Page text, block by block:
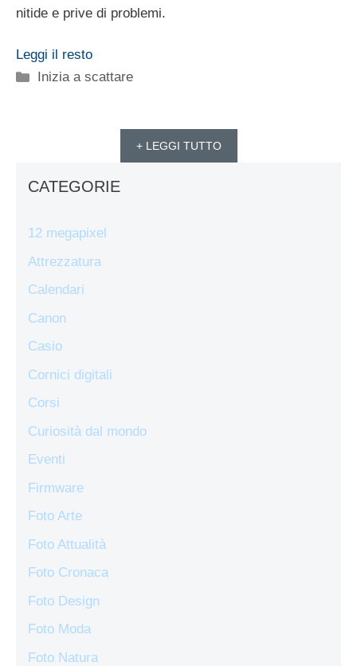
nitide e prive di problemi.
Leggi il resto
Categorie
Inizia a scattare
+ LEGGI TUTTO
CATEGORIE
12 megapixel
Attrezzatura
Calendari
Canon
Casio
Cornici digitali
Corsi
Curiosità dal mondo
Eventi
Firmware
Foto Arte
Foto Attualità
Foto Cronaca
Foto Design
Foto Moda
Foto Natura